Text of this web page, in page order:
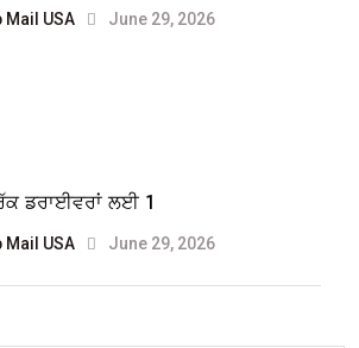
Mail USA June 29, 2026
ਡਰਾਈਵਰਾਂ ਲਈ 1
Mail USA June 29, 2026